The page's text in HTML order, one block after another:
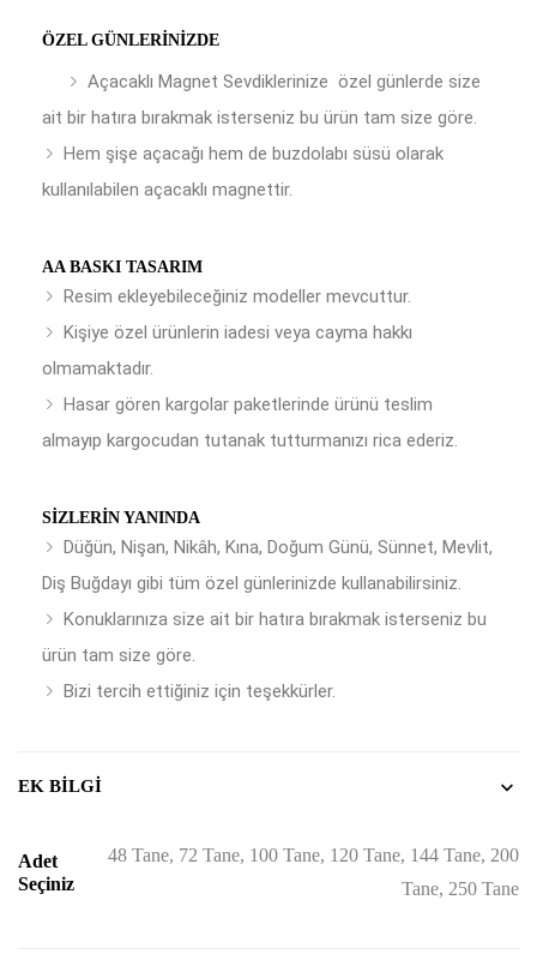
ÖZEL GÜNLERINIZDE
Açacaklı Magnet Sevdiklerinize özel günlerde size
ait bir hatıra bırakmak isterseniz bu ürün tam size göre.
Hem şişe açacağı hem de buzdolabı süsü olarak
kullanılabilen açacaklı magnettir.
AA BASKI TASARIM
Resim ekleyebileceğiniz modeller mevcuttur.
Kişiye özel ürünlerin iadesi veya cayma hakkı
olmamaktadır.
Hasar gören kargolar paketlerinde ürünü teslim
almayıp kargocudan tutanak tutturmanızı rica ederiz.
SIZLERIN YANINDA
Düğün, Nişan, Nikâh, Kına, Doğum Günü, Sünnet, Mevlit,
Diş Buğdayı gibi tüm özel günlerinizde kullanabilirsiniz.
Konuklarınıza size ait bir hatıra bırakmak isterseniz bu
ürün tam size göre.
Bizi tercih ettiğiniz için teşekkürler.
EK BILGI
Adet
Seçiniz
48 Tane, 72 Tane, 100 Tane, 120 Tane, 144 Tane, 200
Tane, 250 Tane